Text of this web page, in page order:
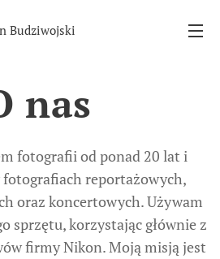
Budziwojski
nas
fotografii od ponad 20 lat i
fotografiach reportażowych,
oraz koncertowych. Używam
sprzętu, korzystając głównie z
firmy Nikon. Moją misją jest